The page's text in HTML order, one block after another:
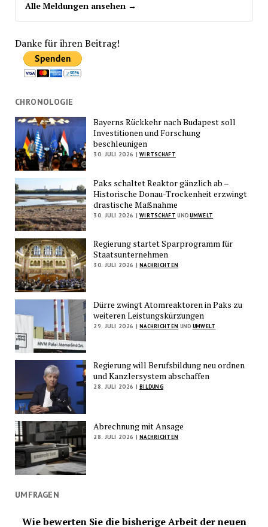
Alle Meldungen ansehen →
Danke für ihren Beitrag!
CHRONOLOGIE
Bayerns Rückkehr nach Budapest soll
Investitionen und Forschung
beschleunigen
30. JULI 2026 | WIRTSCHAFT
Paks schaltet Reaktor gänzlich ab –
Historische Donau-Trockenheit erzwingt
drastische Maßnahme
30. JULI 2026 | WIRTSCHAFT UNDUMWELT
Regierung startet Sparprogramm für
Staatsunternehmen
30. JULI 2026 | NACHRICHTEN
Dürre zwingt Atomreaktoren in Paks zu
weiteren Leistungskürzungen
29. JULI 2026 | NACHRICHTEN UND UMWELT
Regierung will Berufsbildung neu ordnen
und Kanzlersystem abschaffen
28. JULI 2026 | BILDUNG
Abrechnung mit Ansage
28. JULI 2026 | NACHRICHTEN
UMFRAGEN
Wie bewerten Sie die bisherige Arbeit der neuen